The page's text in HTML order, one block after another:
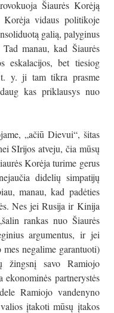
Šiaurės Korėją
Korėja vidaus politikoje
galią, palyginus
manau, kad Šiaurės
eskalacijos, bet tiesiog
y. ji tam tikra prasme
kas priklausys nuo
„ačiū Dievui“, šitas
SIrijos atveju, čia mūsų
Korėja turime gerus
didelių simpatijų
manau, kad padėties
Nes jei Rusija ir Kinija
rankas nuo Šiaurės
argumentus, ir jei
negalime garantuoti)
žingsnį savo Ramiojo
partnerystės
Ramiojo vandenyno
įtakoti mūsų įtakos